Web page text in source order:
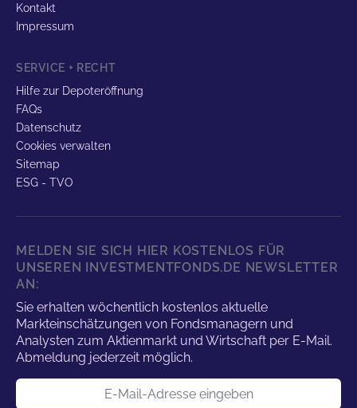
Kontakt
Impressum
SERVICE + RECHT
Hilfe zur Depoteröffnung
FAQs
Datenschutz
Cookies verwalten
Sitemap
ESG - TVO
MELDEN SIE SICH HIER KOSTENLOS FÜR
UNSEREN INVESTMENTFONDS.DE NEWSLETTER
AN:
Sie erhalten wöchentlich kostenlos aktuelle
Markteinschätzungen von Fondsmanagern und
Analysten zum Aktienmarkt und Wirtschaft per E-Mail.
Abmeldung jederzeit möglich.
E-Mail-Adresse